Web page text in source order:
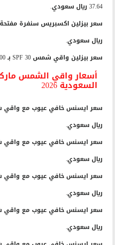
ريال سعودي.
سعر بيزلين واقي شمس SPF 30 بـ 55.00 ريال سعودي.
أسعار واقي الشمس
السعودية 2026
ريال سعودي.
ريال سعودي.
ريال سعودي.
ريال سعودي.